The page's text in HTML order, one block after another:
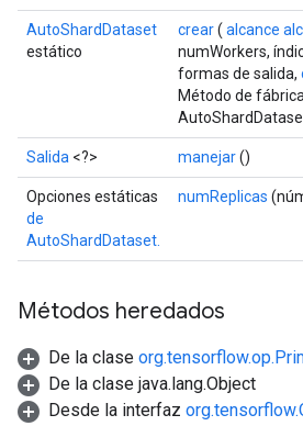
AutoShardDataset
estático
crear( alcance
numWorkers,
formas de salida,
Método de
Salida <?> manejar()
Opciones estáticas
de
AutoShardDataset.
numReplicas
Métodos heredados
De la clase
De la clase java.lang.Object
Desde la interfaz